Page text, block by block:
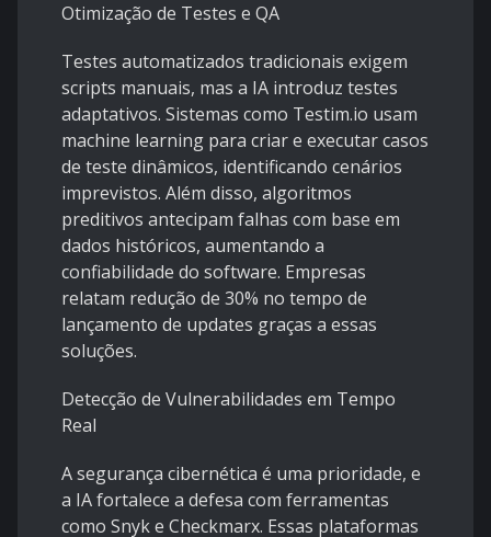
Otimização de Testes e QA
Testes automatizados tradicionais exigem
scripts manuais, mas a IA introduz testes
adaptativos. Sistemas como Testim.io usam
machine learning para criar e executar casos
de teste dinâmicos, identificando cenários
imprevistos. Além disso, algoritmos
preditivos antecipam falhas com base em
dados históricos, aumentando a
confiabilidade do software. Empresas
relatam redução de 30% no tempo de
lançamento de updates graças a essas
soluções.
Detecção de Vulnerabilidades em Tempo
Real
A segurança cibernética é uma prioridade, e
a IA fortalece a defesa com ferramentas
como Snyk e Checkmarx. Essas plataformas